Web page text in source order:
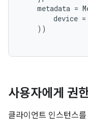
metadata =
device =
))
사용자에게 권
클라이언트 인스턴스